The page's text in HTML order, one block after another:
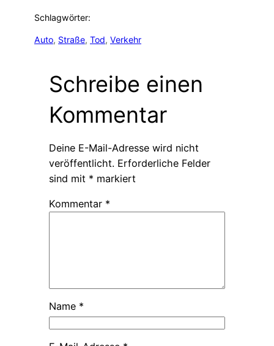
Schlagwörter:
Auto, Straße, Tod, Verkehr
Schreibe einen
Kommentar
Deine E-Mail-Adresse wird nicht
veröffentlicht. Erforderliche Felder
sind mit * markiert
Kommentar *
Name *